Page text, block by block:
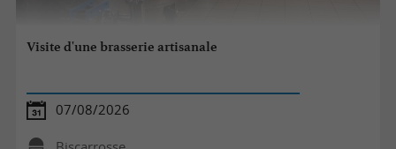
Visite d'une brasserie artisanale
07/08/2026